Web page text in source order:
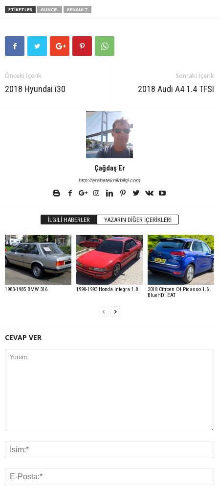
ETIKETLER GUNCEL RENAULT
Önceki İçerik
2018 Hyundai i30
Sonraki İçerik
2018 Audi A4 1.4 TFSI
Çağdaş Er
http://arabateknikbilgi.com
İLGILI HABERLER YAZARIN DIĞER İÇERIKLERI
1983-1985 BMW 316 1990-1993 Honda Integra 1.8
2018 Citroen C4 Picasso 1.6
BlueHDi EAT
CEVAP VER